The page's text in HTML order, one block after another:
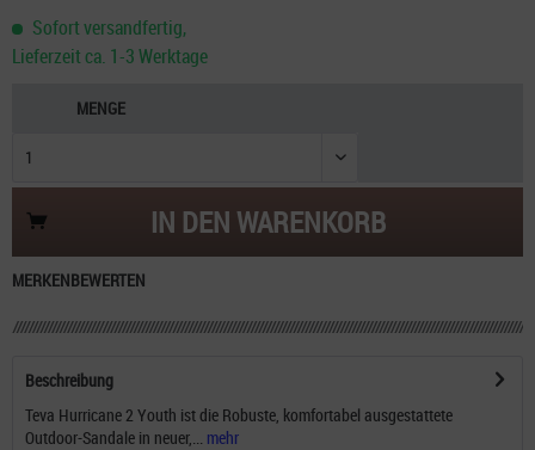
Sofort versandfertig,
Lieferzeit ca. 1-3 Werktage
MENGE
IN DENWARENKORB
MERKENBEWERTEN
Beschreibung
Teva Hurricane 2 Youth ist die Robuste, komfortabel ausgestattete
Outdoor-Sandale in neuer,...
mehr